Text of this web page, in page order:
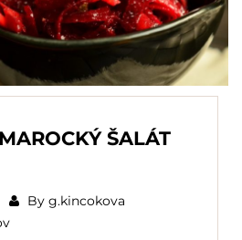
ŠALÁT
By g.kincokova